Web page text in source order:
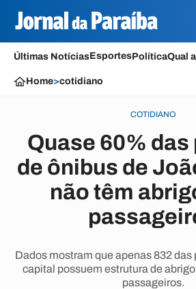
Últimas NotíciasEsportesPolíticaQual
Home>cotidiano
COTIDIANO
Quase 60% das
de ônibus de
não têm
Dados mostram que apenas 832 das
capital possuem estrutura de
passageiros.